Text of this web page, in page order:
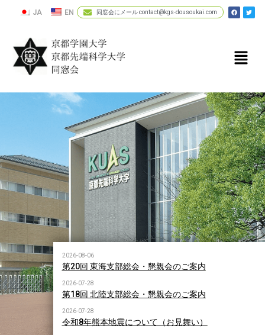
JA EN 同窓会にメール contact@kgs-dousoukai.com
2026-08-06
第20回 東海支部総会・懇親会のご案内
2026-07-28
第18回 北陸支部総会・懇親会のご案内
2026-07-28
令和8年熊本地震について（お見舞い）